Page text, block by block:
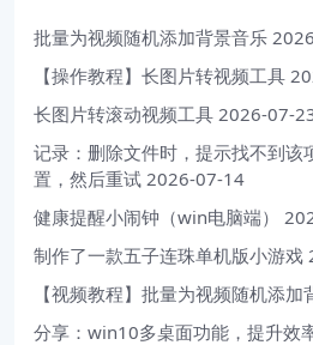
批量为视频随机添加背景音乐
【操作教程】长图片转视频工具
长图片转滚动视频工具 2026-07-
记录：删除文件时，提示找不到该
置，然后重试 2026-07-14
健康提醒小闹钟（win电脑端）
制作了一款五子连珠单机版小游戏
【视频教程】批量为视频随机添加
分享：win10多桌面功能，提升效